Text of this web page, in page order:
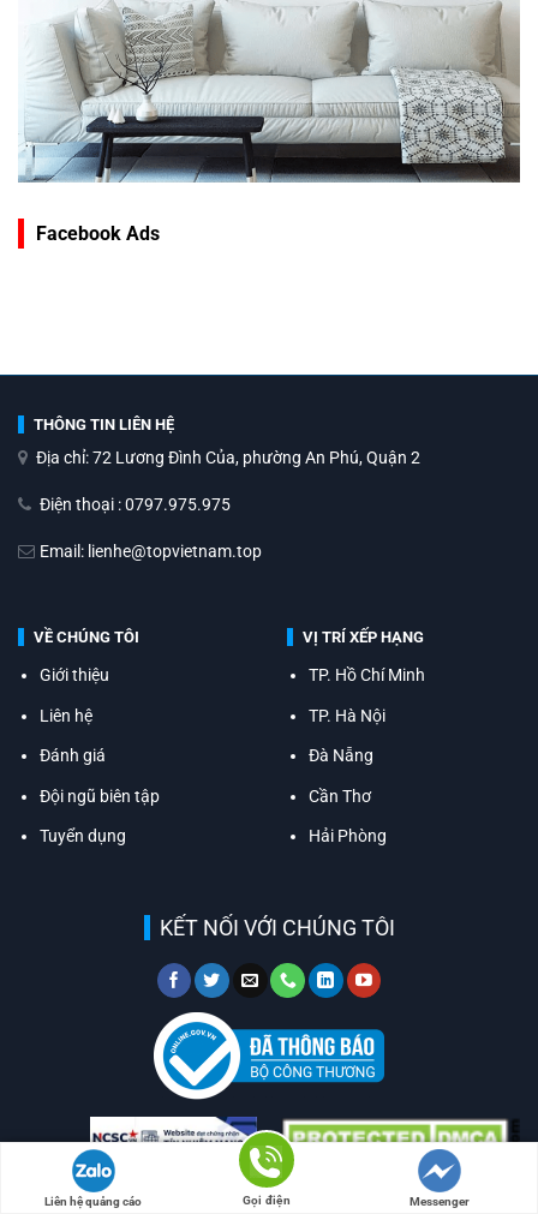
Facebook Ads
THÔNG TIN LIÊN HỆ
Địa chỉ: 72 Lương Đình Của, phường An Phú, Quận 2
Điện thoại : 0797.975.975
Email: lienhe@topvietnam.top
VỀ CHÚNG TÔI
Giới thiệu
Liên hệ
Đánh giá
Đội ngũ biên tập
Tuyển dụng
VỊ TRÍ XẾP HẠNG
TP. Hồ Chí Minh
TP. Hà Nội
Đà Nẵng
Cần Thơ
Hải Phòng
KẾT NỐI VỚI CHÚNG TÔI
Liên hệ quảng cáo Gọi điện Messenger